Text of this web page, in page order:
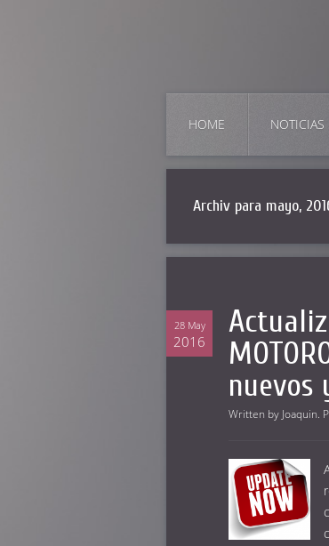
HOME NOTICIAS
Archiv para mayo,
28 May
2016
nuevos
Written by Joaquin.